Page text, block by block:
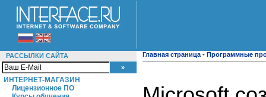
РАССЫЛКИ САЙТА
ИНТЕРНЕТ-МАГАЗИН
Лицензионное ПО
Главная страница - Программные